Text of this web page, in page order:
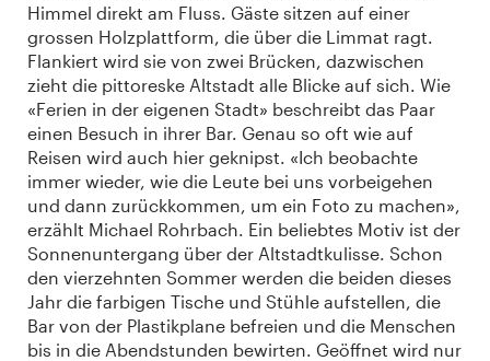
Himmel direkt am Fluss. Gäste sitzen auf einer
grossen Holzplattform, die über die Limmat ragt.
Flankiert wird sie von zwei Brücken, dazwischen
zieht die pittoreske Altstadt alle Blicke auf sich. Wie
«Ferien in der eigenen Stadt» beschreibt das Paar
einen Besuch in ihrer Bar. Genau so oft wie auf
Reisen wird auch hier geknipst. «Ich beobachte
immer wieder, wie die Leute bei uns vorbeigehen
und dann zurückkommen, um ein Foto zu machen»,
erzählt Michael Rohrbach. Ein beliebtes Motiv ist der
Sonnenuntergang über der Altstadtkulisse. Schon
den vierzehnten Sommer werden die beiden dieses
Jahr die farbigen Tische und Stühle aufstellen, die
Bar von der Plastikplane befreien und die Menschen
bis in die Abendstunden bewirten. Geöffnet wird nur